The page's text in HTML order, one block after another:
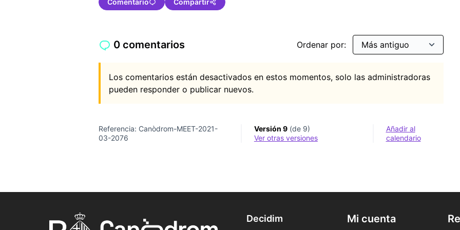
Comentario Compartir
0 comentarios Ordenar por:
Los comentarios están desactivados en estos momentos, solo las administradoras
pueden responder o publicar nuevos.
Referencia: Canòdrom-MEET-2021-
03-2076
Versión 9(de 9)
ver otras versiones
Añadir al
calendario
Decidim Mi cuenta